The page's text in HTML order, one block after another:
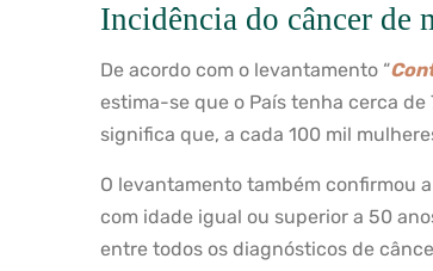
Incidência do câncer de
De acordo com o levantamento “
estima-se que o País tenha cerca
significa que, a cada 100 mil
O levantamento também confirmou
com idade igual ou superior a 50
entre todos os diagnósticos de